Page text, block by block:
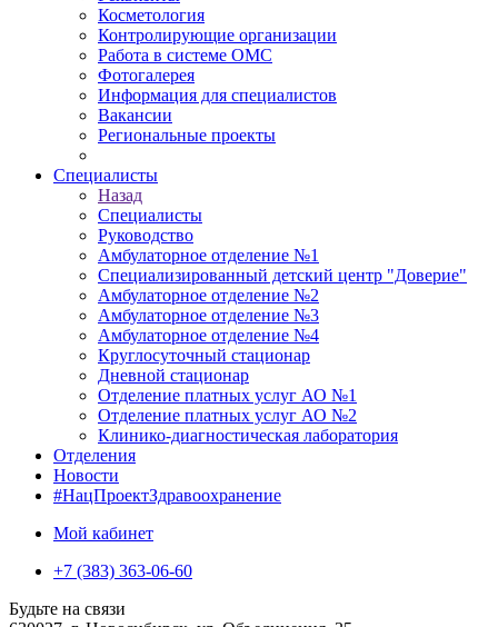
Косметология
Контролирующие организации
Работа в системе ОМС
Фотогалерея
Информация для специалистов
Вакансии
Региональные проекты
Специалисты
Назад
Специалисты
Руководство
Амбулаторное отделение №1
Специализированный детский центр "Доверие"
Амбулаторное отделение №2
Амбулаторное отделение №3
Амбулаторное отделение №4
Круглосуточный стационар
Дневной стационар
Отделение платных услуг АО №1
Отделение платных услуг АО №2
Клинико-диагностическая лаборатория
Отделения
Новости
#НацПроектЗдравоохранение
Мой кабинет
+7 (383) 363-06-60
Будьте на связи